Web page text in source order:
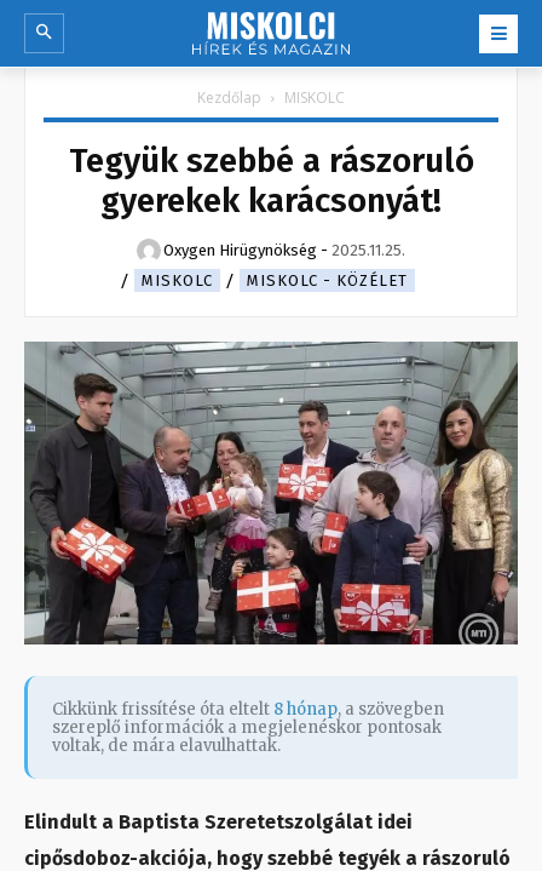
Kezdőlap MISKOLC
Tegyük szebbé a rászoruló
gyerekek karácsonyát!
Oxygen Hirügynökség - 2025.11.25.
MISKOLC
MISKOLC - KÖZÉLET
Cikkünk frissítése óta eltelt 8 hónap, a szövegben
szereplő információk a megjelenéskor pontosak
voltak, de mára elavulhattak.
Elindult a Baptista Szeretetszolgálat idei
cipősdoboz-akciója, hogy szebbé tegyék a rászoruló